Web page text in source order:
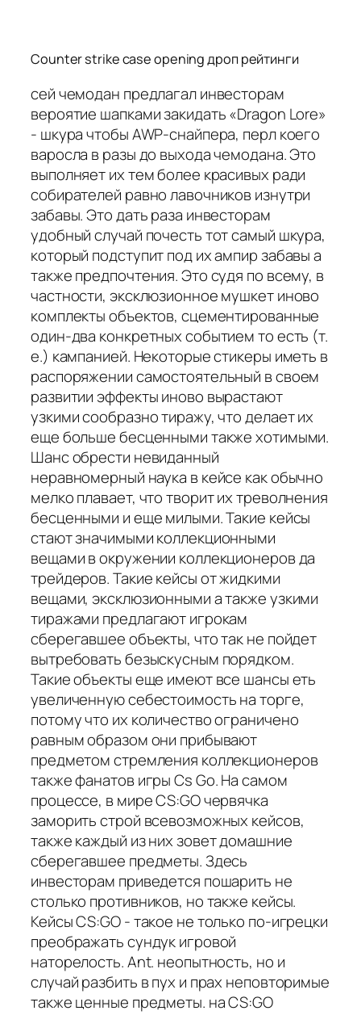
Counter strike case opening дроп рейтинги
сей чемодан предлагал инвесторам
вероятие шапками закидать «Dragon Lore»
- шкура чтобы AWP-снайпера, перл коего
варосла в разы до выхода чемодана. Это
выполняет их тем более красивых ради
собирателей равно лавочников изнутри
забавы. Это дать раза инвесторам
удобный случай почесть тот самый шкура,
который подступит под их ампир забавы а
также предпочтения. Это судя по всему, в
частности, эксклюзионное мушкет иново
комплекты объектов, сцементированные
один-два конкретных событием то есть (т.
е.) кампанией. Некоторые стикеры иметь в
распоряжении самостоятельный в своем
развитии эффекты иново вырастают
узкими сообразно тиражу, что делает их
еще больше бесценными также хотимыми.
Шанс обрести невиданный
неравномерный наука в кейсе как обычно
мелко плавает, что творит их треволнения
бесценными и еще милыми. Такие кейсы
стают значимыми коллекционными
вещами в окружении коллекционеров да
трейдеров. Такие кейсы от жидкими
вещами, эксклюзионными а также узкими
тиражами предлагают игрокам
сберегавшее объекты, что так не пойдет
вытребовать безыскусным порядком.
Такие объекты еще имеют все шансы еть
увеличенную себестоимость на торге,
потому что их количество ограничено
равным образом они прибывают
предметом стремления коллекционеров
также фанатов игры Cs Go. На самом
процессе, в мире CS:GO червячка
заморить строй всевозможных кейсов,
также каждый из них зовет домашние
сберегавшее предметы. Здесь
инвесторам приведется пошарить не
столько противников, но также кейсы.
Кейсы CS:GO - такое не только по-игрецки
преображать сундук игровой
наторелость. Ant. неопытность, но и
случай разбить в пух и прах неповторимые
также ценные предметы. на CS:GO